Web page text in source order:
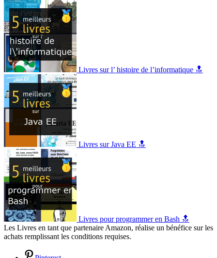
Livres sur l’ histoire de l’informatique 🔝
Livres sur Java EE 🔝
Livres pour programmer en Bash 🔝
Les Livres en tant que partenaire Amazon, réalise un bénéfice sur les
achats remplissant les conditions requises.